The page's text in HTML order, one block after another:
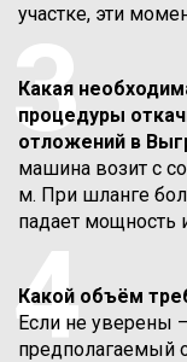
участке, эти
3
Какая
процедуры
отложений в
машина возит с
м. При шланге
падает мощность
4
Какой объём
Если не уверены
предполагаемый